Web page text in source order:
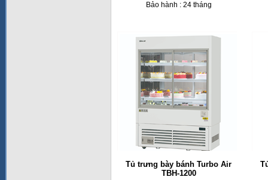
Bảo hành : 24 tháng
Tủ trưng bày bánh Turbo Air
TBH-1200